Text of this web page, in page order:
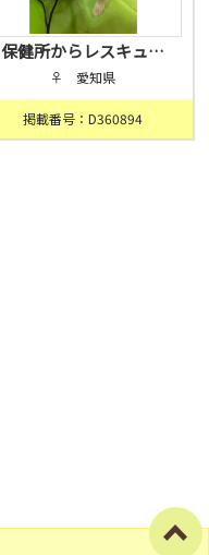
保健所からレスキュ…
♀ 愛知県
掲載番号：D360894